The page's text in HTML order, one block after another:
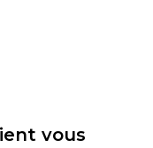
vous